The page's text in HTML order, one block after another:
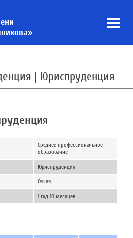
| Юриспруденция
Среднее профессиональное
образование
Юриспруденция
Очная
1 год 10 месяцев